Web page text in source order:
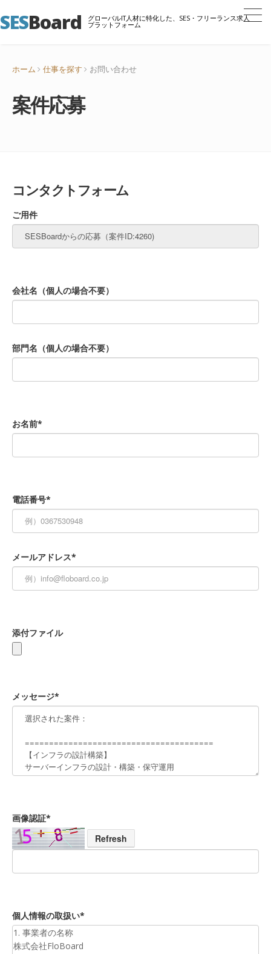
SESBoard グローバルIT人材に特化した、SES・フリーランス求人
プラットフォーム
ホーム 仕事を探す お問い合わせ
案件応募
コンタクトフォーム
ご用件
会社名（個人の場合不要）
部門名（個人の場合不要）
お名前*
電話番号*
メールアドレス*
添付ファイル
メッセージ*
画像認証*
Refresh
個人情報の取扱い*
1. 事業者の名称
株式会社FloBoard